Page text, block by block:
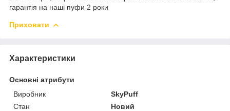
гарантія на наші пуфи 2 роки
Приховати
Характеристики
Основні атрибути
Виробник
SkyPuff
Стан
Новий